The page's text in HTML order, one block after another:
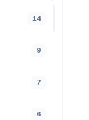
14
9
7
6